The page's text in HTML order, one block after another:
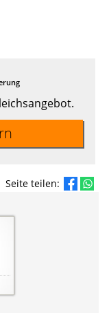
Seite teilen: